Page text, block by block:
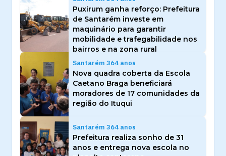
Puxirum ganha reforço: Prefeitura
de Santarém investe em
maquinário para garantir
mobilidade e trafegabilidade nos
bairros e na zona rural
Santarém 364 anos
Nova quadra coberta da Escola
Caetano Braga beneficiará
moradores de 17 comunidades da
região do Ituqui
Santarém 364 anos
Prefeitura realiza sonho de 31
anos e entrega nova escola no